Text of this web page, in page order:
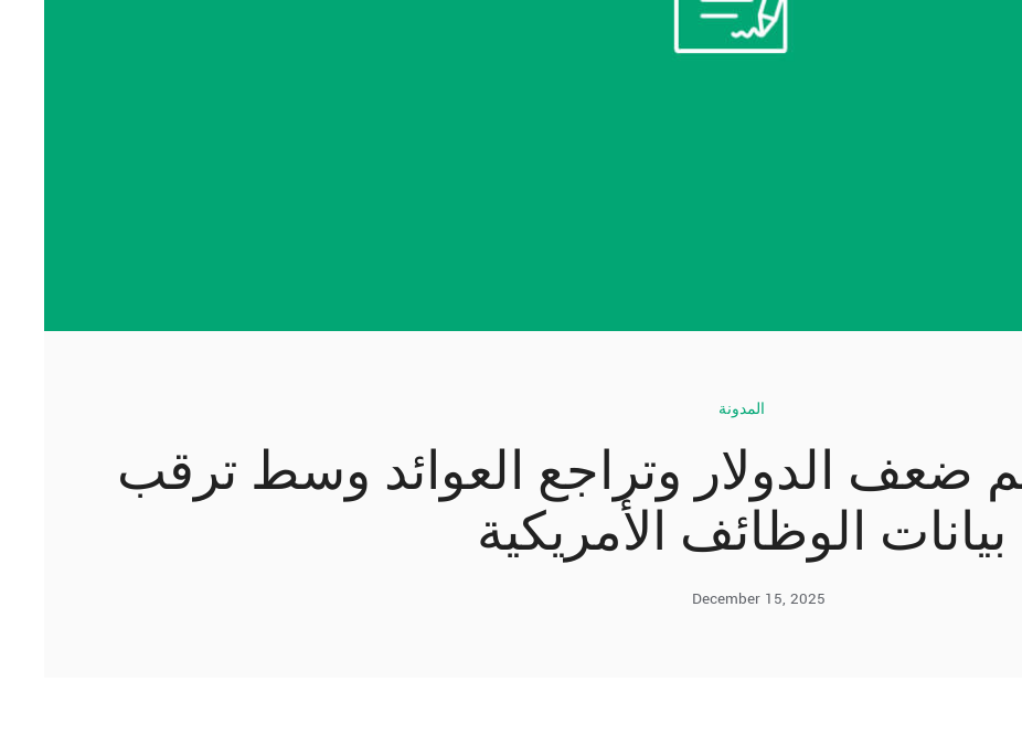
المدونة
ضعف الدولار وتراجع العوائد وسط ترقب
بيانات الوظائف الأمريكية
December 15, 2025